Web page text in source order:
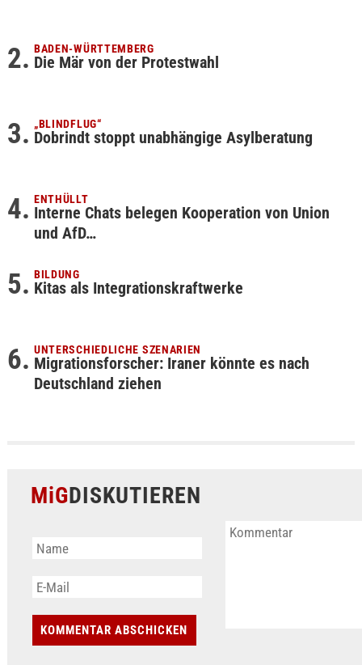
BADEN-WÜRTTEMBERG
Die Mär von der Protestwahl
„BLINDFLUG“
Dobrindt stoppt unabhängige Asylberatung
ENTHÜLLT
Interne Chats belegen Kooperation von Union
und AfD…
BILDUNG
Kitas als Integrationskraftwerke
UNTERSCHIEDLICHE SZENARIEN
Migrationsforscher: Iraner könnte es nach
Deutschland ziehen
MiGDISKUTIEREN